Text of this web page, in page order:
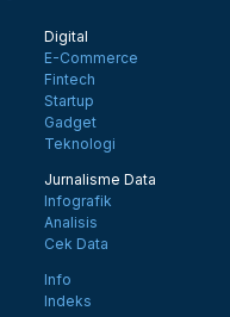
Digital
E-Commerce
Fintech
Startup
Gadget
Teknologi
Jurnalisme Data
Infografik
Analisis
Cek Data
Info
Indeks